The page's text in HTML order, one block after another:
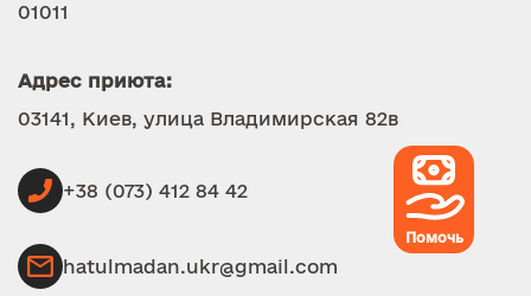
01011
Адрес приюта:
03141, Киев, улица Владимирская 82в
+38 (073) 412 84 42
hatulmadan.ukr@gmail.com
Помочь